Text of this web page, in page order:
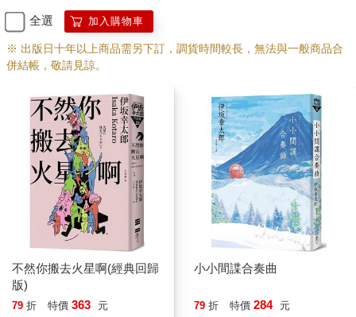
都沒吃東西。」
「十五的K嗎？」野村拉起工作服的拉鍊，「不要緊。一到十二
月，牠就會開始調整狀況。」
「調整是指體重嗎？這麼一提，目前牠的體重，確實比我們算出
「K似乎會拿捏分寸。雖然牠沒真的開口，不過大概是飛行或風吹
過時，會有影響吧。總之，牠會自行減少進食。而且，每年的體
重都會有變化，約莫是牠認為可行的目標吧。」
「傳聞，野村先生能和牠們交談。」
「中森，就算是我也無法和馴鹿講話，只是……」
「只是？」
「只是比起和妻子，我覺得和馴鹿更能心靈相通。」野村認真地
說，中森似乎認為他在開玩笑。
野村打開前往室內練習場的門，走進練習場。練習場像是在寬敞
的體育館內，鋪設起地面，還在草原上搭建屋頂和牆壁，彷彿塞
了個小巨蛋般的特殊設施。
此外，練習場和田徑場一樣，有好幾條跑道，馴鹿來來回回。有
幾頭馴鹿像要確認腳步般輕快走著，不過，中央鋪著褐色土壤的
全選 加入購物車
※ 出版日十年以上商品需另下訂，調貨時間較長，無法與一般商品合
併結帳，敬請見諒。
不然你搬去火星啊(經典回歸
版)
79 折 特價 363 元
小小間諜合奏曲
79 折 特價 284 元